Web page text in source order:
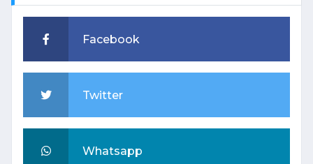
Facebook
Twitter
Whatsapp